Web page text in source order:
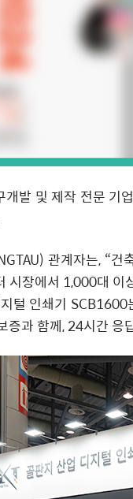
개발 및 제작 전문 기
관계자는, “
시장에서 1,000대
털 인쇄기
증과 함께, 24시간